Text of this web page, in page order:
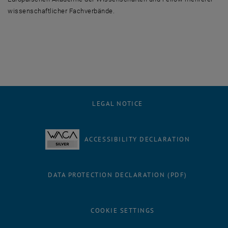
wissenschaftlicher Fachverbände.
LEGAL NOTICE
ACCESSIBILITY DECLARATION
DATA PROTECTION DECLARATION (PDF)
COOKIE SETTINGS